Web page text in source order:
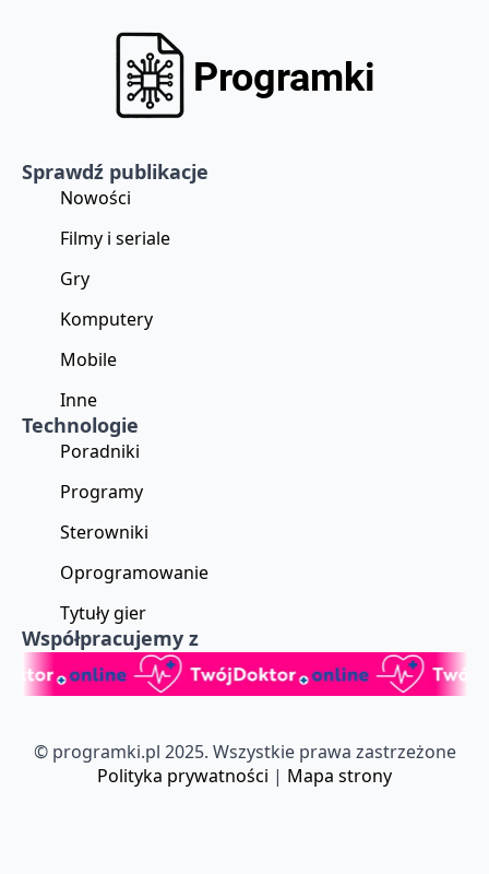
Sprawdź publikacje
Nowości
Filmy i seriale
Gry
Komputery
Mobile
Inne
Technologie
Poradniki
Programy
Sterowniki
Oprogramowanie
Tytuły gier
Współpracujemy z
© programki.pl 2025. Wszystkie prawa zastrzeżone
Polityka prywatności | Mapa strony